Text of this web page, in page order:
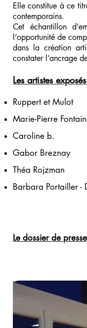
Elle constitue à ce
contemporains.
Cet échantillon
l’opportunité de
dans la création
constater l’ancrage
Les artistes
Ruppert et Mulot
Marie-Pierre
Caroline b.
Gabor Breznay
Théa Rojzman
Barbara Portailler -
Le dossier de presse